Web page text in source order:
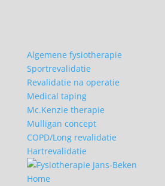
Algemene fysiotherapie
Sportrevalidatie
Revalidatie na operatie
Medical taping
Mc.Kenzie therapie
Mulligan concept
COPD/Long revalidatie
Hartrevalidatie
Home